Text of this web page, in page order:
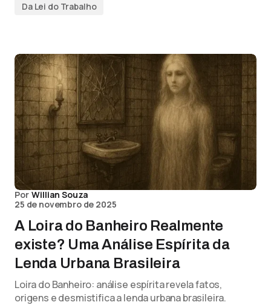
Da Lei do Trabalho
Por Willian Souza
25 de novembro de 2025
A Loira do Banheiro Realmente
existe? Uma Análise Espírita da
Lenda Urbana Brasileira
Loira do Banheiro: análise espírita revela fatos,
origens e desmistifica a lenda urbana brasileira.